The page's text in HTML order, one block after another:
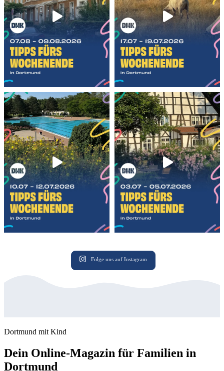
Folge uns auf Instagram
Dortmund mit Kind
Dein Online-Magazin für Familien in
Dortmund